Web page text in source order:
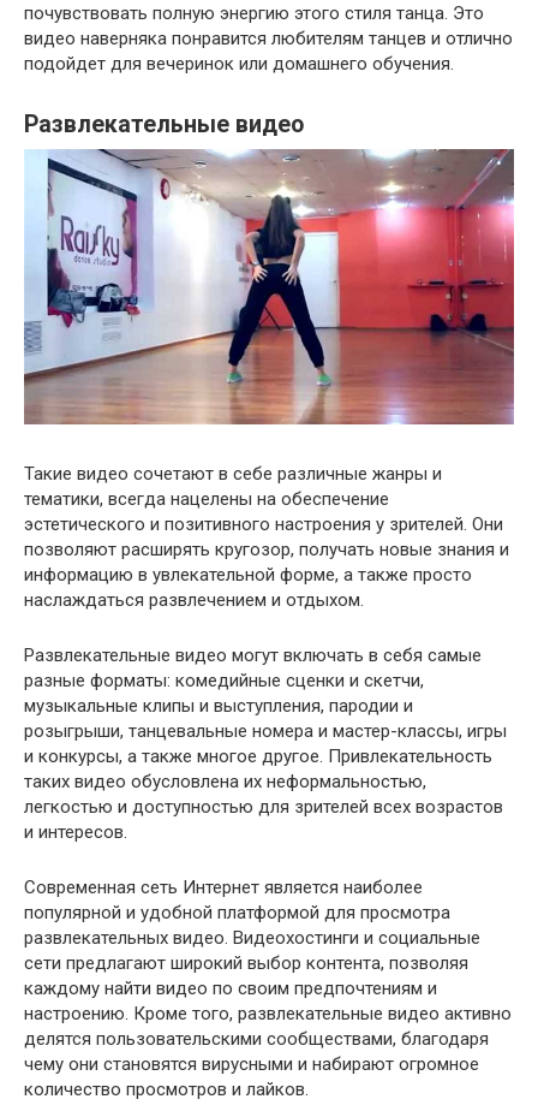
почувствовать полную энергию этого стиля танца. Это
видео наверняка понравится любителям танцев и отлично
подойдет для вечеринок или домашнего обучения.
Развлекательные видео
Такие видео сочетают в себе различные жанры и
тематики, всегда нацелены на обеспечение
эстетического и позитивного настроения у зрителей. Они
позволяют расширять кругозор, получать новые знания и
информацию в увлекательной форме, а также просто
наслаждаться развлечением и отдыхом.
Развлекательные видео могут включать в себя самые
разные форматы: комедийные сценки и скетчи,
музыкальные клипы и выступления, пародии и
розыгрыши, танцевальные номера и мастер-классы, игры
и конкурсы, а также многое другое. Привлекательность
таких видео обусловлена их неформальностью,
легкостью и доступностью для зрителей всех возрастов
и интересов.
Современная сеть Интернет является наиболее
популярной и удобной платформой для просмотра
развлекательных видео. Видеохостинги и социальные
сети предлагают широкий выбор контента, позволяя
каждому найти видео по своим предпочтениям и
настроению. Кроме того, развлекательные видео активно
делятся пользовательскими сообществами, благодаря
чему они становятся вирусными и набирают огромное
количество просмотров и лайков.